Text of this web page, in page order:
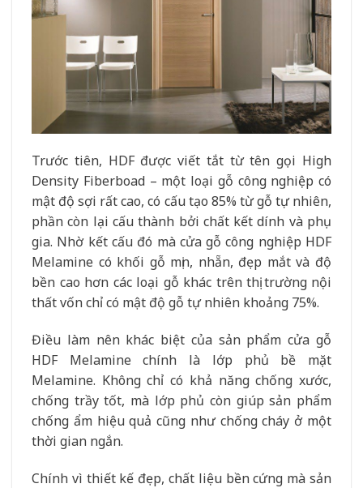
Trước tiên, HDF được viết tắt từ tên gọi High
Density Fiberboad – một loại gỗ công nghiệp có
mật độ sợi rất cao, có cấu tạo 85% từ gỗ tự nhiên,
phần còn lại cấu thành bởi chất kết dính và phụ
gia. Nhờ kết cấu đó mà cửa gỗ công nghiệp HDF
Melamine có khối gỗ mịn, nhẵn, đẹp mắt và độ
bền cao hơn các loại gỗ khác trên thị trường nội
thất vốn chỉ có mật độ gỗ tự nhiên khoảng 75%.
Điều làm nên khác biệt của sản phẩm cửa gỗ
HDF Melamine chính là lớp phủ bề mặt
Melamine. Không chỉ có khả năng chống xước,
chống trầy tốt, mà lớp phủ còn giúp sản phẩm
chống ẩm hiệu quả cũng như chống cháy ở một
thời gian ngắn.
Chính vì thiết kế đẹp, chất liệu bền cứng mà sản